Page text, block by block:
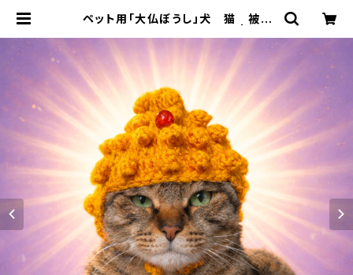
ペット用「大仏ぼうし」犬 猫 被り
ノテ堂｜猫の首輪 ペットと飼い主の
おそろいアクセサリー